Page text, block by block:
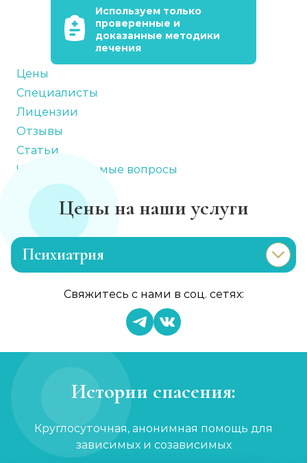
Используем только
проверенные и
доказанные методики
лечения
Цены
Специалисты
Лицензии
Отзывы
Статьи
Часто задаваемые вопросы
Цены на наши услуги
Психиатрия
Скорая психиатрическая помощь
от 5 000 ₽ Записаться
Свяжитесь с нами в соц. сетях:
Истории спасения:
Круглосуточная, анонимная помощь для
зависимых и созависимых